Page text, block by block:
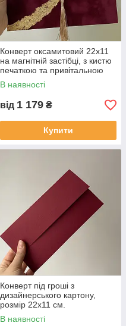
Конверт оксамитовий 22х11
на магнітній застібці, з кистю
печаткою та привітальною
листівкою
В наявності
від 1 179 ₴
Купити
Конверт під гроші з
дизайнерського картону,
розмір 22х11 см.
В наявності